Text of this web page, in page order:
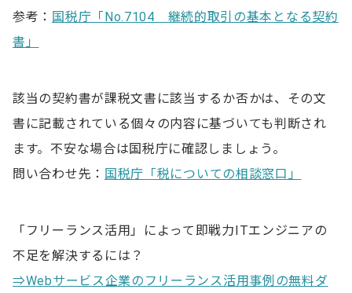
参考： 国税庁「No.7104 継続的取引の基本となる契約
書」
該当の契約書が課税文書に該当するか否かは、その文
書に記載されている個々の内容に基づいても判断され
ます。不安な場合は国税庁に確認しましょう。
問い合わせ先： 国税庁「税についての相談窓口」
「フリーランス活用」によって即戦力ITエンジニアの
不足を解決するには？
⇒Webサービス企業のフリーランス活用事例の無料ダ